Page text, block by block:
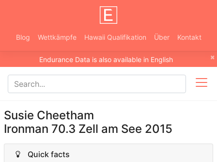
Blog Wettkämpfe Hawaii Qualifikation Über Kontakt
×
Endurance Data is also available in English
Susie Cheetham
Ironman 70.3 Zell am See 2015
Quick facts